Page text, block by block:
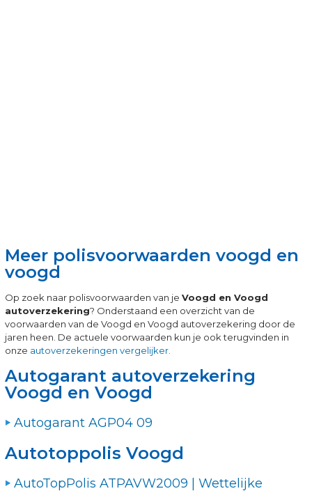
Meer polisvoorwaarden voogd en
voogd
Op zoek naar polisvoorwaarden van je Voogd en Voogd
autoverzekering? Onderstaand een overzicht van de
voorwaarden van de Voogd en Voogd autoverzekering door de
jaren heen. De actuele voorwaarden kun je ook terugvinden in
onze autoverzekeringen vergelijker.
Autogarant autoverzekering
Voogd en Voogd
Autogarant AGP04 09
Autotoppolis Voogd
AutoTopPolis ATPAVW2009 | Wettelijke